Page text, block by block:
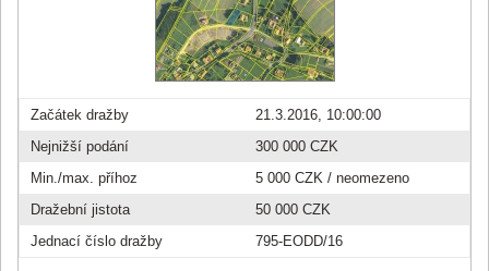
Začátek dražby
21.3.2016, 10:00:00
Nejnižší podání
300 000 CZK
Min./max. příhoz
5 000 CZK / neomezeno
Dražební jistota
50 000 CZK
Jednací číslo dražby
795-EODD/16